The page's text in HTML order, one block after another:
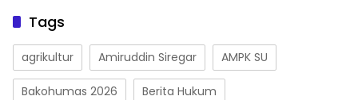
Tags
agrikultur Amiruddin Siregar AMPK SU
Bakohumas 2026 Berita Hukum